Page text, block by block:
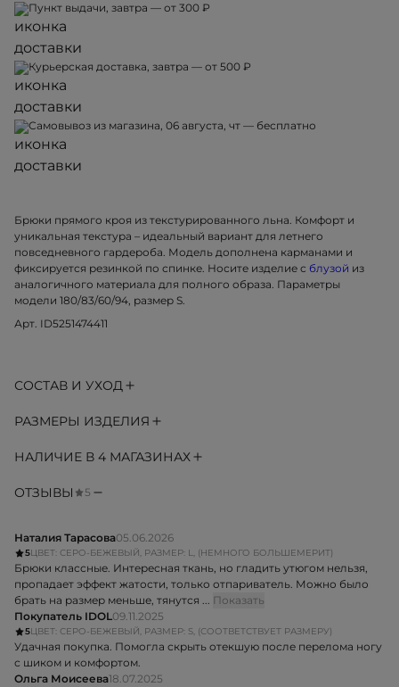
Пункт выдачи, завтра — от 300 ₽
Курьерская доставка, завтра — от 500 ₽
Самовывоз из магазина, 06 августа, чт — бесплатно
Брюки прямого кроя из текстурированного льна. Комфорт и
уникальная текстура – идеальный вариант для летнего
повседневного гардероба. Модель дополнена карманами и
фиксируется резинкой по спинке. Носите изделие с блузой из
аналогичного материала для полного образа. Параметры
модели 180/83/60/94, размер S.
Арт. ID5251474411
СОСТАВ И УХОД
РАЗМЕРЫ ИЗДЕЛИЯ
НАЛИЧИЕ В 4 МАГАЗИНАХ
ОТЗЫВЫ 5
Наталия Тарасова05.06.2026
5ЦВЕТ: СЕРО-БЕЖЕВЫЙ, РАЗМЕР: L, (НЕМНОГО БОЛЬШЕМЕРИТ)
Брюки классные. Интересная ткань, но гладить утюгом нельзя,
пропадает эффект жатости, только отпариватель. Можно было
брать на размер меньше, тянутся ... Показать
Покупатель IDOL09.11.2025
5ЦВЕТ: СЕРО-БЕЖЕВЫЙ, РАЗМЕР: S, (СООТВЕТСТВУЕТ РАЗМЕРУ)
Удачная покупка. Помогла скрыть отекшую после перелома ногу
с шиком и комфортом.
Ольга Моисеева18.07.2025